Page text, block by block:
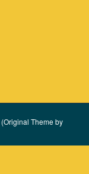
(Original Theme by